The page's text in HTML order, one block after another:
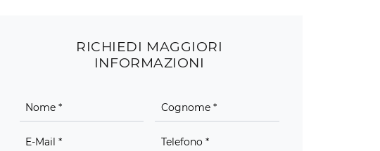
RICHIEDI MAGGIORI
INFORMAZIONI